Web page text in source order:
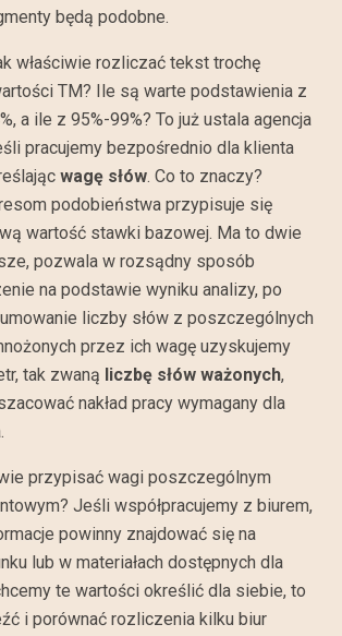
będą podobne.
właściwie rozliczać tekst trochę
TM? Ile są warte podstawienia z
a ile z 95%-99%? To już ustala agencja
pracujemy bezpośrednio dla klienta
wagę słów. Co to znaczy?
podobieństwa przypisuje się
wartość stawki bazowej. Ma to dwie
pozwala w rozsądny sposób
na podstawie wyniku analizy, po
liczby słów z poszczególnych
przez ich wagę uzyskujemy
tak zwaną liczbę słów ważonych,
nakład pracy wymagany dla
przypisać wagi poszczególnym
Jeśli współpracujemy z biurem,
powinny znajdować się na
lub w materiałach dostępnych dla
te wartości określić dla siebie, to
i porównać rozliczenia kilku biur